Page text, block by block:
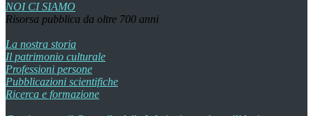
NOI CI SIAMO
Risorsa pubblica da oltre 700 anni
La nostra storia
Il patrimonio culturale
Professioni persone
Pubblicazioni scientifiche
Ricerca e formazione